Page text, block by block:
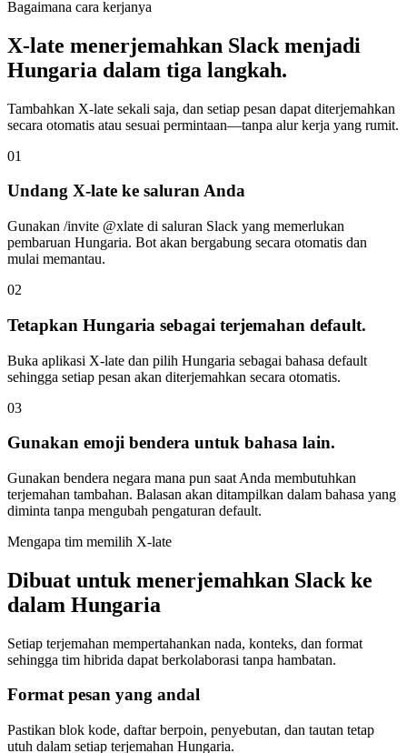
Bagaimana cara kerjanya
X-late menerjemahkan Slack menjadi
Hungaria dalam tiga langkah.
Tambahkan X-late sekali saja, dan setiap pesan dapat diterjemahkan
secara otomatis atau sesuai permintaan—tanpa alur kerja yang rumit.
01
Undang X-late ke saluran Anda
Gunakan /invite @xlate di saluran Slack yang memerlukan
pembaruan Hungaria. Bot akan bergabung secara otomatis dan
mulai memantau.
02
Tetapkan Hungaria sebagai terjemahan default.
Buka aplikasi X-late dan pilih Hungaria sebagai bahasa default
sehingga setiap pesan akan diterjemahkan secara otomatis.
03
Gunakan emoji bendera untuk bahasa lain.
Gunakan bendera negara mana pun saat Anda membutuhkan
terjemahan tambahan. Balasan akan ditampilkan dalam bahasa yang
diminta tanpa mengubah pengaturan default.
Mengapa tim memilih X-late
Dibuat untuk menerjemahkan Slack ke
dalam Hungaria
Setiap terjemahan mempertahankan nada, konteks, dan format
sehingga tim hibrida dapat berkolaborasi tanpa hambatan.
Format pesan yang andal
Pastikan blok kode, daftar berpoin, penyebutan, dan tautan tetap
utuh dalam setiap terjemahan Hungaria.